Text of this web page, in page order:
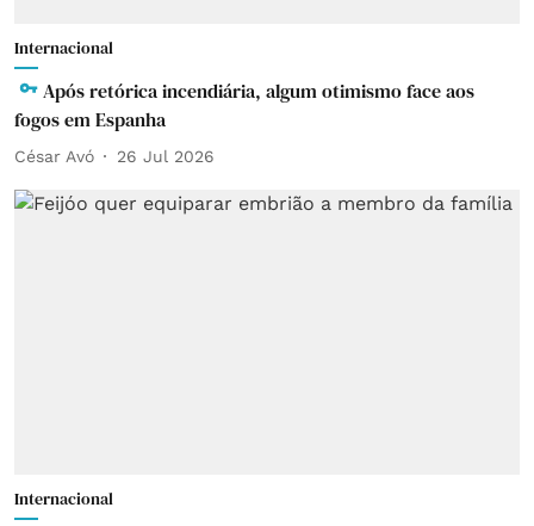
Internacional
Após retórica incendiária, algum otimismo face aos
fogos em Espanha
César Avó 26 Jul 2026
Internacional